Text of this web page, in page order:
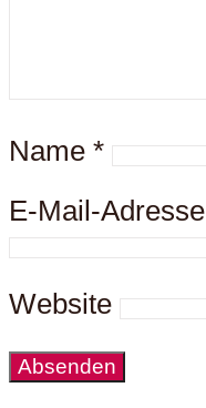
Name *
E-Mail-Adresse
Website